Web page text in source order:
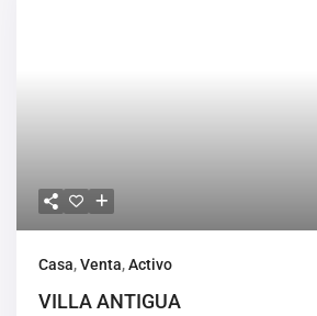
Casa,Venta,Activo
VILLA ANTIGUA